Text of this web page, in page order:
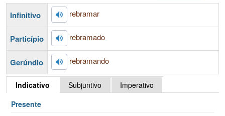
Infinitivo rebramar
Particípio rebramado
Gerúndio rebramando
Indicativo Subjuntivo
Imperativo
Presente